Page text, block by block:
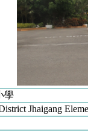
學
Jhaigang